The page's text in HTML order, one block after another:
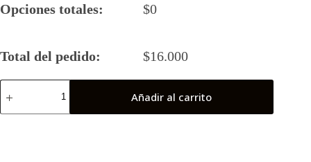
Opciones totales: $0
Total del pedido: $16.000
Camiseta
Rugby
Añadir al carrito